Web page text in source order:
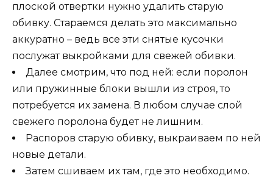
плоской отвертки нужно удалить старую
обивку. Стараемся делать это максимально
аккуратно – ведь все эти снятые кусочки
послужат выкройками для свежей обивки.
Далее смотрим, что под ней: если поролон
или пружинные блоки вышли из строя, то
потребуется их замена. В любом случае слой
свежего поролона будет не лишним.
Распоров старую обивку, выкраиваем по ней
новые детали.
Затем сшиваем их там, где это необходимо.